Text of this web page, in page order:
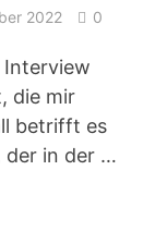
2022 0
Interview
die mir
betrifft es
der in der …